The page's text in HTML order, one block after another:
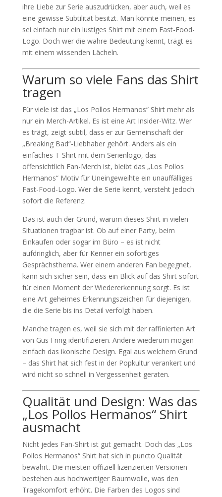
ihre Liebe zur Serie auszudrücken, aber auch, weil es
eine gewisse Subtilität besitzt. Man könnte meinen, es
sei einfach nur ein lustiges Shirt mit einem Fast-Food-
Logo. Doch wer die wahre Bedeutung kennt, trägt es
mit einem wissenden Lächeln.
Warum so viele Fans das Shirt
tragen
Für viele ist das „Los Pollos Hermanos“ Shirt mehr als
nur ein Merch-Artikel. Es ist eine Art Insider-Witz. Wer
es trägt, zeigt subtil, dass er zur Gemeinschaft der
„Breaking Bad“-Liebhaber gehört. Anders als ein
einfaches T-Shirt mit dem Serienlogo, das
offensichtlich Fan-Merch ist, bleibt das „Los Pollos
Hermanos“ Motiv für Uneingeweihte ein unauffälliges
Fast-Food-Logo. Wer die Serie kennt, versteht jedoch
sofort die Referenz.
Das ist auch der Grund, warum dieses Shirt in vielen
Situationen tragbar ist. Ob auf einer Party, beim
Einkaufen oder sogar im Büro – es ist nicht
aufdringlich, aber für Kenner ein sofortiges
Gesprächsthema. Wer einem anderen Fan begegnet,
kann sich sicher sein, dass ein Blick auf das Shirt sofort
für einen Moment der Wiedererkennung sorgt. Es ist
eine Art geheimes Erkennungszeichen für diejenigen,
die die Serie bis ins Detail verfolgt haben.
Manche tragen es, weil sie sich mit der raffinierten Art
von Gus Fring identifizieren. Andere wiederum mögen
einfach das ikonische Design. Egal aus welchem Grund
– das Shirt hat sich fest in der Popkultur verankert und
wird nicht so schnell in Vergessenheit geraten.
Qualität und Design: Was das
„Los Pollos Hermanos“ Shirt
ausmacht
Nicht jedes Fan-Shirt ist gut gemacht. Doch das „Los
Pollos Hermanos“ Shirt hat sich in puncto Qualität
bewährt. Die meisten offiziell lizenzierten Versionen
bestehen aus hochwertiger Baumwolle, was den
Tragekomfort erhöht. Die Farben des Logos sind